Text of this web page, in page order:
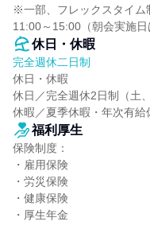
※一部、フレックスタイム
11:00～15:00（朝会実施日
休日・休暇
完全週休二日制
休日・休暇
休日／完全週休2日制（土
休暇／夏季休暇・年次有
福利厚生
保険制度：
・雇用保険
・労災保険
・健康保険
・厚生年金